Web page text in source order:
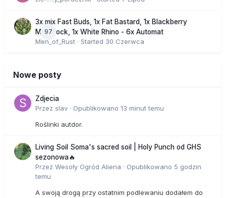
97
3x mix Fast Buds, 1x Fat Bastard, 1x Blackberry
Moonrock, 1x White Rhino - 6x Automat
Men_of_Rust · Started 30 Czerwca
Nowe posty
Zdjecia
Przez slav · Opublikowano 13 minut temu
Roślinki autdor.
Living Soil Soma's sacred soil | Holy Punch od GHS
sezonowa🔥
Przez Wesoły Ogród Aliena · Opublikowano 5 godzin
temu
A swoją drogą przy ostatnim podlewaniu dodałem do